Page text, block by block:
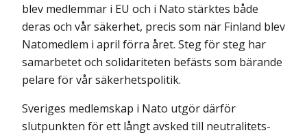
blev medlemmar i EU och i Nato stärktes både
deras och vår säkerhet, precis som när Finland blev
Natomedlem i april förra året. Steg för steg har
samarbetet och solidariteten befästs som bärande
pelare för vår säkerhetspolitik.
Sveriges medlemskap i Nato utgör därför
slutpunkten för ett långt avsked till neutralitets-